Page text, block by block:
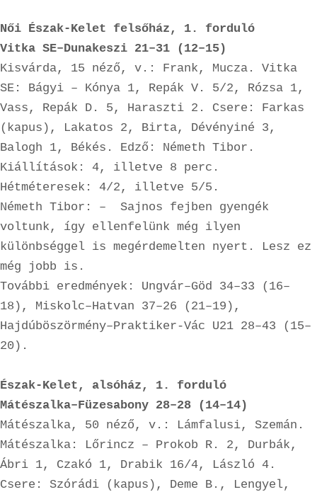
Női Észak-Kelet felsőház, 1. forduló
Vitka SE–Dunakeszi 21–31 (12–15)
Kisvárda, 15 néző, v.: Frank, Mucza. Vitka
SE: Bágyi – Kónya 1, Repák V. 5/2, Rózsa 1,
Vass, Repák D. 5, Haraszti 2. Csere: Farkas
(kapus), Lakatos 2, Birta, Dévényiné 3,
Balogh 1, Békés. Edző: Németh Tibor.
Kiállítások: 4, illetve 8 perc.
Hétméteresek: 4/2, illetve 5/5.
Németh Tibor: –  Sajnos fejben gyengék
voltunk, így ellenfelünk még ilyen
különbséggel is megérdemelten nyert. Lesz ez
még jobb is.
További eredmények: Ungvár–Göd 34–33 (16–
18), Miskolc–Hatvan 37–26 (21–19),
Hajdúböszörmény–Praktiker-Vác U21 28–43 (15–
20).
Észak-Kelet, alsóház, 1. forduló
Mátészalka–Füzesabony 28–28 (14–14)
Mátészalka, 50 néző, v.: Lámfalusi, Szemán.
Mátészalka: Lőrincz – Prokob R. 2, Durbák,
Ábri 1, Czakó 1, Drabik 16/4, László 4.
Csere: Szórádi (kapus), Deme B., Lengyel,